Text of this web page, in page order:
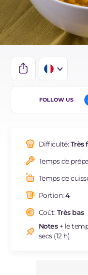
IT
ES
BR
NL
FOLLOW US
Difficulté:Très
Temps de
Temps de
Portion:4
Coût:Très bas
Notes+ le
secs (12 h)